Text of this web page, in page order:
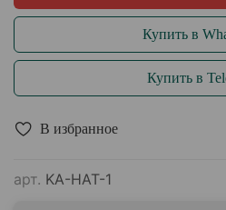
В избранное
арт. KA-HAT-1
Купить в
Купить в